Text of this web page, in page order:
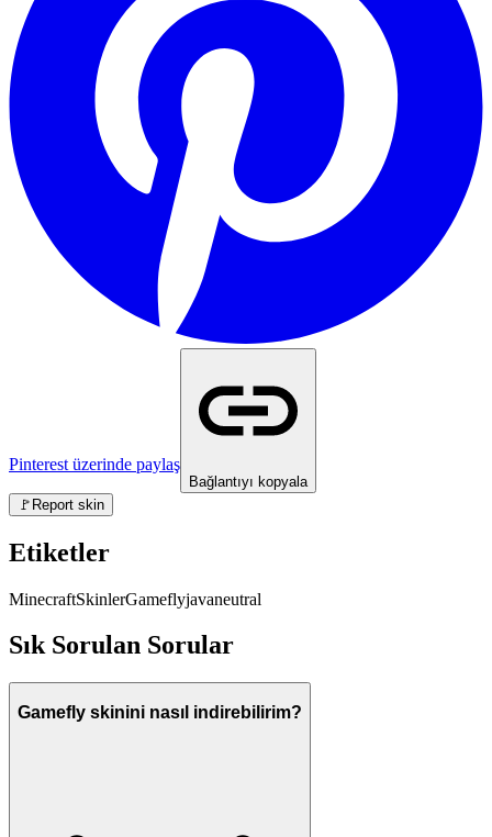
Pinterest üzerinde paylaş
Bağlantıyı kopyala
🚩 Report skin
Etiketler
MinecraftSkinlerGameflyjavaneutral
Sık Sorulan Sorular
Gamefly skinini nasıl indirebilirim?